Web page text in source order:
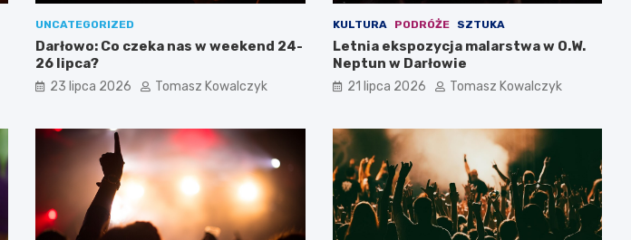
UNCATEGORIZED
Darłowo: Co czeka nas w weekend 24-
26 lipca?
23 lipca 2026 Tomasz Kowalczyk
KULTURA PODRÓŻE SZTUKA
Letnia ekspozycja malarstwa w O.W.
Neptun w Darłowie
21 lipca 2026 Tomasz Kowalczyk